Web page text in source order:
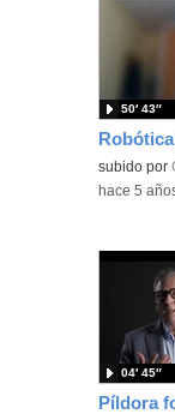
Contenido
subido por
50′ 43″
-hace 5
Píldora
04′ 45″